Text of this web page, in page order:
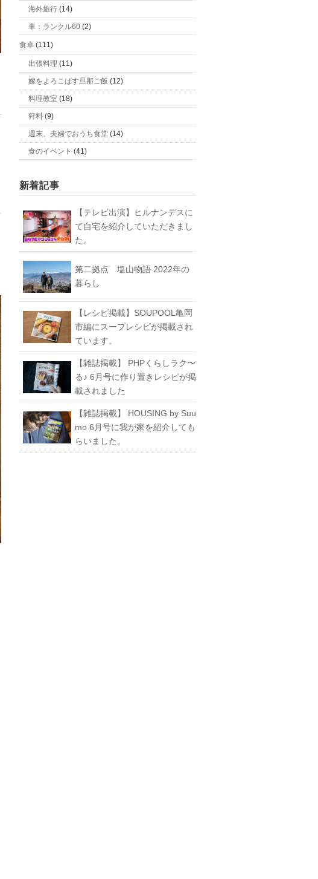
海外旅行(14)
車：ランクル60(2)
食卓(111)
出張料理 (11)
嫁をよろこばす旦那ご飯 (12)
料理教室(18)
狩料(9)
週末、夫婦でおうち食堂(14)
食のイベント (41)
新着記事
【テレビ出演】ヒルナンデスに
て自宅を紹介していただきまし
た。
第二拠点 塩山物語 2022年の
暮らし
【レシピ掲載】SOUPOOL亀岡
市編にスープレシピが掲載され
ています。
【雑誌掲載】 PHPくらしラク〜
る♪ 6月号に作り置きレシピが掲
載されました
【雑誌掲載】 HOUSING by Suu
mo 6月号に我が家を紹介しても
らいました。